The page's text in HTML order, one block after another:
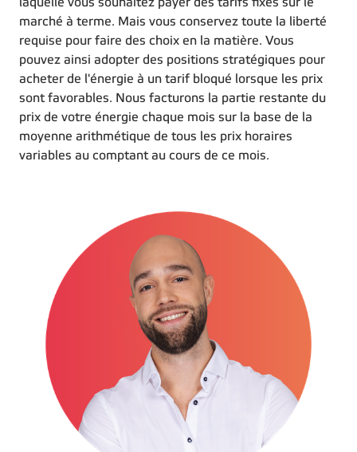
laquelle vous souhaitez payer des tarifs fixes sur le
marché à terme. Mais vous conservez toute la liberté
requise pour faire des choix en la matière. Vous
pouvez ainsi adopter des positions stratégiques pour
acheter de l'énergie à un tarif bloqué lorsque les prix
sont favorables. Nous facturons la partie restante du
prix de votre énergie chaque mois sur la base de la
moyenne arithmétique de tous les prix horaires
variables au comptant au cours de ce mois.